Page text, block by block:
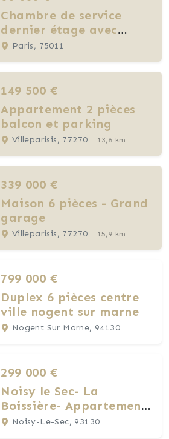
Chambre de service
dernier étage avec
ascenseur
Paris, 75011
149 500 €
Appartement 2 pièces
balcon et parking
Villeparisis, 77270 - 13,6 km
339 000 €
Maison 6 pièces - Grand
garage
Villeparisis, 77270 - 15,9 km
799 000 €
Duplex 6 pièces centre
ville nogent sur marne
Nogent Sur Marne, 94130
299 000 €
Noisy le Sec- La
Boissière- Appartement
78m2 4P et 3CH- Balcon
Noisy-Le-Sec, 93130